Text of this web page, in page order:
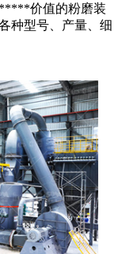
价值的粉磨装
种型号、产量、细